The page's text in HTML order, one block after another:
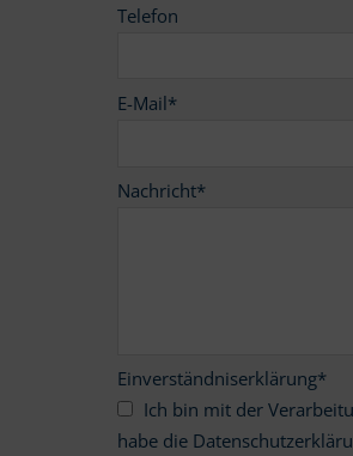
Telefon
E-Mail*
Nachricht*
Einverständniserklärung*
habe die